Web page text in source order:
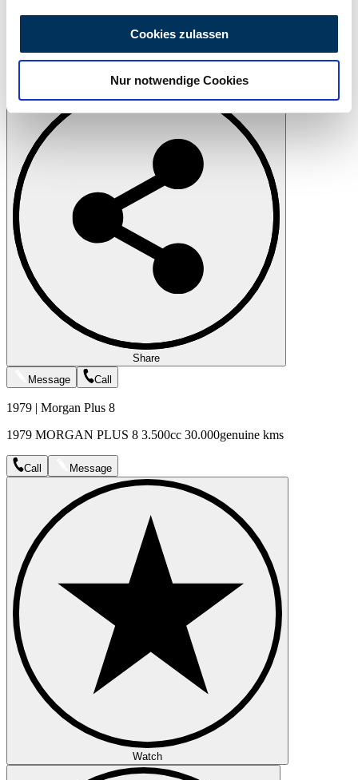
analysieren. Außerdem geben wir Informationen zu Ihrer
Verwendung unserer Website an unsere Partner für
soziale Medien, Werbung und Analysen weiter. Unsere
Partner führen diese Informationen möglicherweise mit
weiteren Daten zusammen, die Sie ihnen bereitgestellt
haben oder die sie im Rahmen Ihrer Nutzung der Dienste
gesammelt haben.
Datenschutzerklärung
Cookies zulassen
Nur notwendige Cookies
Share
Message
Call
1979 | Morgan Plus 8
1979 MORGAN PLUS 8 3.500cc 30.000genuine kms
Call Message
Watch